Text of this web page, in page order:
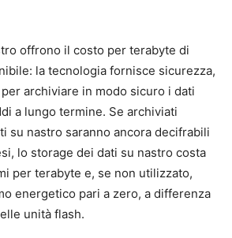
offrono il costo per terabyte di
la tecnologia fornisce sicurezza,
archiviare in modo sicuro i dati
a lungo termine. Se archiviati
su nastro saranno ancora decifrabili
lo storage dei dati su nastro costa
per terabyte e, se non utilizzato,
energetico pari a zero, a differenza
unità flash.